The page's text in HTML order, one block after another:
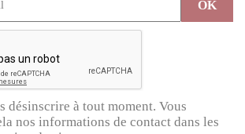
désinscrire à tout moment. Vous
nos informations de contact dans les